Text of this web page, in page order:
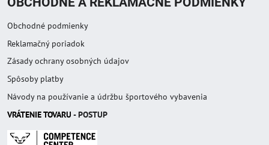
Obchodné podmienky
Reklamačný poriadok
Zásady ochrany osobných údajov
Spôsoby platby
Návody na používanie a údržbu športového vybavenia
VRÁTENIE TOVARU - POSTUP